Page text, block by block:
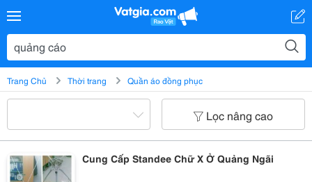
Trang Chủ Thời trang Quần áo đồng phục
Lọc nâng cao
Cung Cấp Standee Chữ X Ở Quảng Ngãi